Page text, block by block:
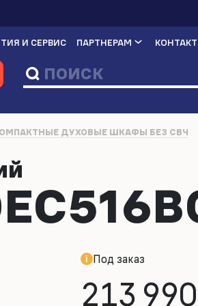
И СЕРВИС ПАРТНЕРАМ
ДУХОВЫЕ ШКАФЫ БЕЗ СВЧ
Под заказ
213